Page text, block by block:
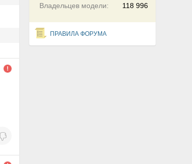
118 996
Владельцев модели:
ПРАВИЛА ФОРУМА